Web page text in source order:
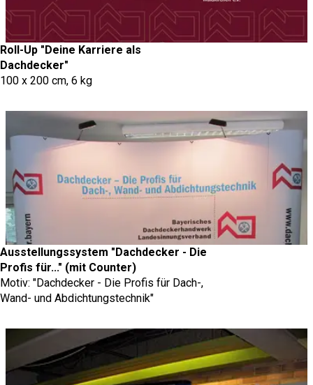
Roll-Up "Deine Karriere als
Dachdecker"
100 x 200 cm, 6 kg
Ausstellungssystem "Dachdecker - Die
Profis für..." (mit Counter)
Motiv: "Dachdecker - Die Profis für Dach-,
Wand- und Abdichtungstechnik"